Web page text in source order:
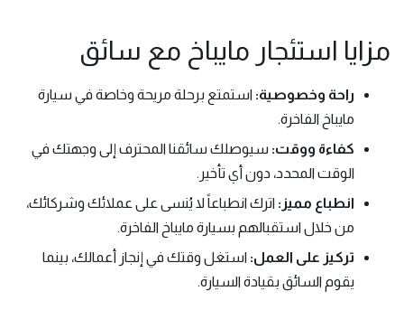
مزايا استئجار مايباخ مع سائق
راحة وخصوصية: استمتع برحلة مريحة وخاصة في سيارة
مايباخ الفاخرة.
كفاءة ووقت: سيوصلك سائقنا المحترف إلى وجهتك في
الوقت المحدد، دون أي تأخير.
انطباع مميز: اترك انطباعاً لا يُنسى على عملائك وشركائك،
من خلال استقبالهم بسيارة مايباخ الفاخرة.
تركيز على العمل: استغل وقتك في إنجاز أعمالك، بينما
يقوم السائق بقيادة السيارة.